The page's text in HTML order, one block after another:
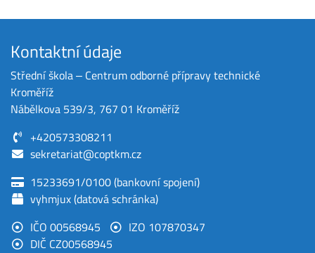
Kontaktní údaje
Střední škola ‒ Centrum odborné přípravy technické
Kroměříž
Nábělkova 539/3, 767 01 Kroměříž
+420573308211
sekretariat@coptkm.cz
15233691/0100 (bankovní spojení)
vyhmjux (datová schránka)
IČO 00568945
IZO 107870347
DIČ CZ00568945